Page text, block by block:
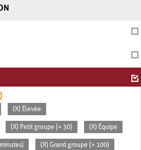
(X) Élevée
(X) Petit groupe (< 30) (X) Équipe
(X) Grand groupe (> 100)